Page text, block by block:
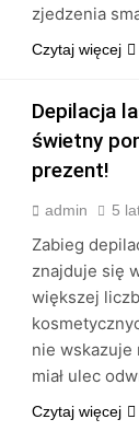
zjedzenia
Czytaj więcej
Depilacja
świetny
prezent!
admin 5
Zabieg
znajduje się
większej
nie wskazuje
miał ulec
Czytaj więcej